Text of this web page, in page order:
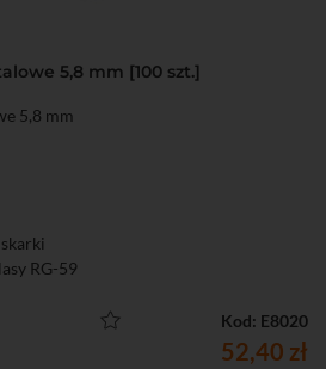
5,8 mm [100 szt.]
5,8 mm
RG-59
Kod: E8020
52,40 zł